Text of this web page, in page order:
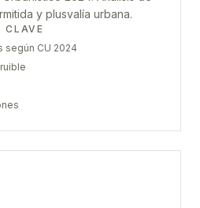
y plusvalía urbana.
CLAVE
según CU 2024